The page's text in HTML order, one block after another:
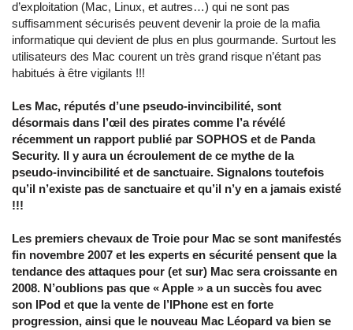
d’exploitation (Mac, Linux, et autres…) qui ne sont pas
suffisamment sécurisés peuvent devenir la proie de la mafia
informatique qui devient de plus en plus gourmande. Surtout les
utilisateurs des Mac courent un très grand risque n’étant pas
habitués à être vigilants !!!
Les Mac, réputés d’une pseudo-invincibilité, sont
désormais dans l’œil des pirates comme l’a révélé
récemment un rapport publié par SOPHOS et de Panda
Security. Il y aura un écroulement de ce mythe de la
pseudo-invincibilité et de sanctuaire. Signalons toutefois
qu’il n’existe pas de sanctuaire et qu’il n’y en a jamais existé
!!!
Les premiers chevaux de Troie pour Mac se sont manifestés
fin novembre 2007 et les experts en sécurité pensent que la
tendance des attaques pour (et sur) Mac sera croissante en
2008. N’oublions pas que « Apple » a un succès fou avec
son IPod et que la vente de l’IPhone est en forte
progression, ainsi que le nouveau Mac Léopard va bien se